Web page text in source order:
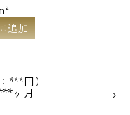
追加
***円）
ヶ月